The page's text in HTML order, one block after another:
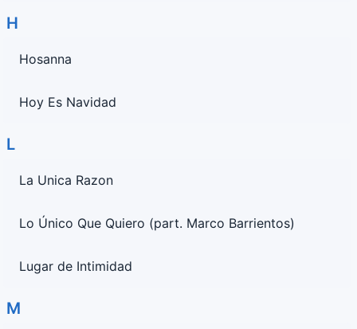
H
Hosanna
Hoy Es Navidad
L
La Unica Razon
Lo Único Que Quiero (part. Marco Barrientos)
Lugar de Intimidad
M